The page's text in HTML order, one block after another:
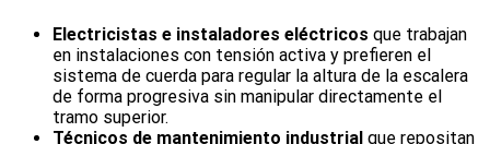
Electricistas e instaladores eléctricos que trabajan
en instalaciones con tensión activa y prefieren el
sistema de cuerda para regular la altura de la escalera
de forma progresiva sin manipular directamente el
tramo superior.
Técnicos de mantenimiento industrial que repositan